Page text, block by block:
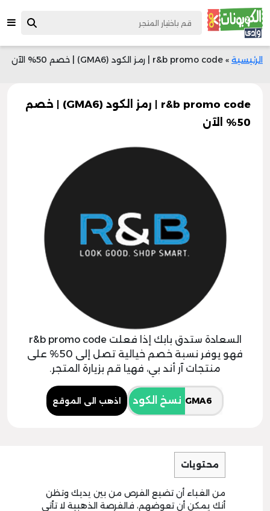
الرئيسية » r&b promo code | رمز الكود (GMA6) | خصم 50% الآن
r&b promo code | رمز الكود (GMA6) | خصم
50% الآن
السعادة ستدق بابك إذا فعلت r&b promo code
فهو يوفر نسبة خصم خيالية تصل إلى 50% على
منتجات آر أند بي، فهيا قم بزيارة المتجر.
نسخ الكود اذهب الى الموقع
محتويات
من الغباء أن تضيع الفرص من بين يديك وتظن
أنك يمكن أن تعوضهم، فالفرصة الذهبية لا تأتي